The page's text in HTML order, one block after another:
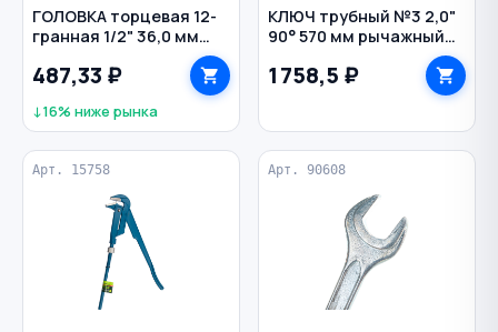
ГОЛОВКА торцевая 12-
гранная 1/2" 36,0 мм
ударная удлиненная AV
STEEL
487,33 ₽
↓16% ниже рынка
КЛЮЧ трубный №3 2,0"
90° 570 мм рычажный
1 758,5 ₽
Арт. 15758 Арт. 90608